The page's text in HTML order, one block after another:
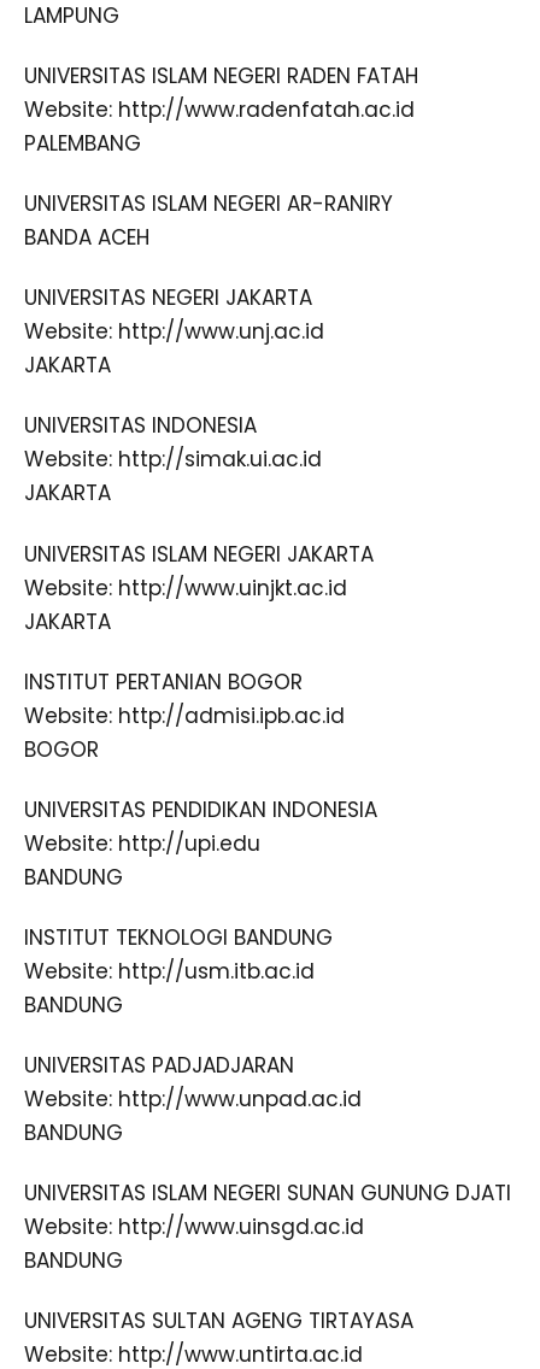
LAMPUNG
UNIVERSITAS ISLAM NEGERI RADEN FATAH
Website: http://www.radenfatah.ac.id
PALEMBANG
UNIVERSITAS ISLAM NEGERI AR-RANIRY
BANDA ACEH
UNIVERSITAS NEGERI JAKARTA
Website: http://www.unj.ac.id
JAKARTA
UNIVERSITAS INDONESIA
Website: http://simak.ui.ac.id
JAKARTA
UNIVERSITAS ISLAM NEGERI JAKARTA
Website: http://www.uinjkt.ac.id
JAKARTA
INSTITUT PERTANIAN BOGOR
Website: http://admisi.ipb.ac.id
BOGOR
UNIVERSITAS PENDIDIKAN INDONESIA
Website: http://upi.edu
BANDUNG
INSTITUT TEKNOLOGI BANDUNG
Website: http://usm.itb.ac.id
BANDUNG
UNIVERSITAS PADJADJARAN
Website: http://www.unpad.ac.id
BANDUNG
UNIVERSITAS ISLAM NEGERI SUNAN GUNUNG DJATI
Website: http://www.uinsgd.ac.id
BANDUNG
UNIVERSITAS SULTAN AGENG TIRTAYASA
Website: http://www.untirta.ac.id